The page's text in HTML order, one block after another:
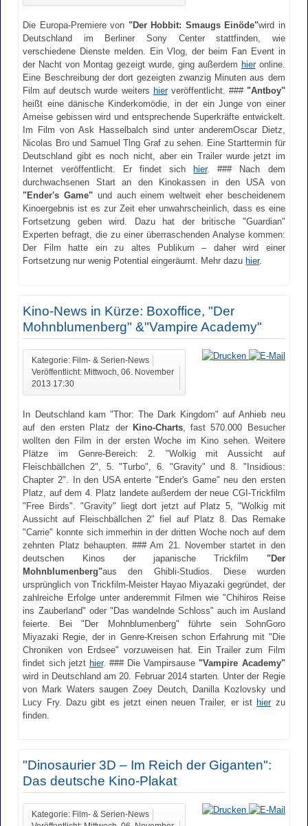
Die Europa-Premiere von "Der Hobbit: Smaugs Einöde"wird in
Deutschland im Berliner Sony Center stattfinden, wie
verschiedene Dienste melden. Ein Vlog, der beim Fan Event in
der Nacht von Montag gezeigt wurde, ging außerdem hieronline.
Eine Beschreibung der dort gezeigten zwanzig Minuten aus dem
Film auf deutsch wurde weiters hierveröffentlicht. ### "Antboy"
heißt eine dänische Kinderkomödie, in der ein Junge von einer
Ameise gebissen wird und entsprechende Superkräfte entwickelt.
Im Film von Ask Hasselbalch sind unter anderemOscar Dietz,
Nicolas Bro und Samuel Tlng Graf zu sehen. Eine Starttermin für
Deutschland gibt es noch nicht, aber ein Trailer wurde jetzt im
Internet veröffentlicht. Er findet sich
hier. ### Nach dem
durchwachsenen Start an den Kinokassen in den USA von
"Ender's Game" und auch einem weltweit eher bescheidenem
Kinoergebnis ist es zur Zeit eher unwahrscheinlich, dass es eine
Fortsetzung geben wird. Dazu hat der britische "Guardian"
Experten befragt, die zu einer überraschenden Analyse kommen:
Der Film hatte ein zu altes Publikum – daher wird einer
Fortsetzung nur wenig Potential eingeräumt. Mehr dazu hier.
Kino-News in Kürze: Boxoffice, "Der
Mohnblumenberg" &"Vampire Academy"
Kategorie: Film- & Serien-News
Veröffentlicht: Mittwoch, 06. November
2013 17:30
In Deutschland kam "Thor: The Dark Kingdom" auf Anhieb neu
auf den ersten Platz derKino-Charts, fast 570.000 Besucher
wollten den Film in der ersten Woche im Kino sehen. Weitere
Plätze im Genre-Bereich: 2. "Wolkig mit Aussicht auf
Fleischbällchen 2", 5. "Turbo", 6. "Gravity" und 8. "Insidious:
Chapter 2". In den USA enterte "Ender's Game" neu den ersten
Platz, auf dem 4. Platz landete außerdem der neue CGI-Trickfilm
"Free Birds". "Gravity" liegt dort jetzt auf Platz 5, "Wolkig mit
Aussicht auf Fleischbällchen 2" fiel auf Platz 8. Das Remake
"Carrie" konnte sich immerhin in der dritten Woche noch auf dem
zehnten Platz behaupten. ### Am 21. November startet in den
deutschen Kinos der japanische Trickfilm "Der
Mohnblumenberg"aus den Ghibli-Studios. Diese wurden
ursprünglich von Trickfilm-Meister Hayao Miyazaki gegründet, der
zahlreiche Erfolge unter anderemmit Filmen wie "Chihiros Reise
ins Zauberland" oder "Das wandelnde Schloss" auch im Ausland
feierte. Bei "Der Mohnblumenberg" führte sein SohnGoro
Miyazaki Regie, der in Genre-Kreisen schon Erfahrung mit "Die
Chroniken von Erdsee" vorzuweisen hat. Ein Trailer zum Film
findet sich jetzt hier. ### Die Vampirsause "Vampire Academy"
wird in Deutschland am 20. Februar 2014 starten. Unter der Regie
von Mark Waters saugen Zoey Deutch, Danilla Kozlovsky und
Lucy Fry. Dazu gibt es jetzt einen neuen Trailer, er isthierzu
finden.
"Dinosaurier 3D – Im Reich der Giganten":
Das deutsche Kino-Plakat
Kategorie: Film- & Serien-News